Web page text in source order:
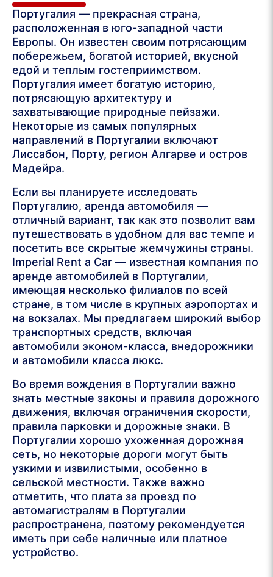
Португалия — прекрасная страна,
расположенная в юго-западной части
Европы. Он известен своим потрясающим
побережьем, богатой историей, вкусной
едой и теплым гостеприимством.
Португалия имеет богатую историю,
потрясающую архитектуру и
захватывающие природные пейзажи.
Некоторые из самых популярных
направлений в Португалии включают
Лиссабон, Порту, регион Алгарве и остров
Мадейра.
Если вы планируете исследовать
Португалию, аренда автомобиля —
отличный вариант, так как это позволит вам
путешествовать в удобном для вас темпе и
посетить все скрытые жемчужины страны.
Imperial Rent a Car — известная компания по
аренде автомобилей в Португалии,
имеющая несколько филиалов по всей
стране, в том числе в крупных аэропортах и
на вокзалах. Мы предлагаем широкий выбор
транспортных средств, включая
автомобили эконом-класса, внедорожники
и автомобили класса люкс.
Во время вождения в Португалии важно
знать местные законы и правила дорожного
движения, включая ограничения скорости,
правила парковки и дорожные знаки. В
Португалии хорошо ухоженная дорожная
сеть, но некоторые дороги могут быть
узкими и извилистыми, особенно в
сельской местности. Также важно
отметить, что плата за проезд по
автомагистралям в Португалии
распространена, поэтому рекомендуется
иметь при себе наличные или платное
устройство.